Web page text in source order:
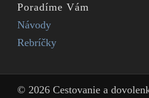
Poradíme Vám
Návody
Rebríčky
© 2026 Cestovanie a